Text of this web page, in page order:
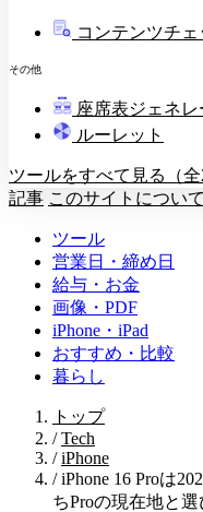
コンテンツチェ
その他
教壇
座席表ジェネレ
ルーレット
ツールをすべて見る（全
記事 このサイトについて
ツール
営業日・締め日
給与・お金
画像・PDF
iPhone・iPad
おすすめ・比較
暮らし
トップ
/ Tech
/ iPhone
/ iPhone 16 Proは
ちProの現在地と選